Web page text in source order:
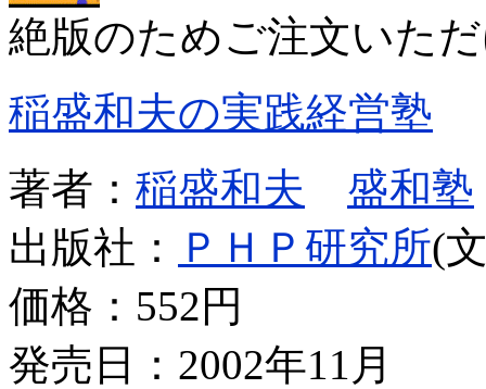
絶版のためご注文いた
稲盛和夫の実践経営塾
著者： 稲盛和夫
盛和塾
出版社：
ＰＨＰ研究所(
価格： 552円
発売日：2002年11月